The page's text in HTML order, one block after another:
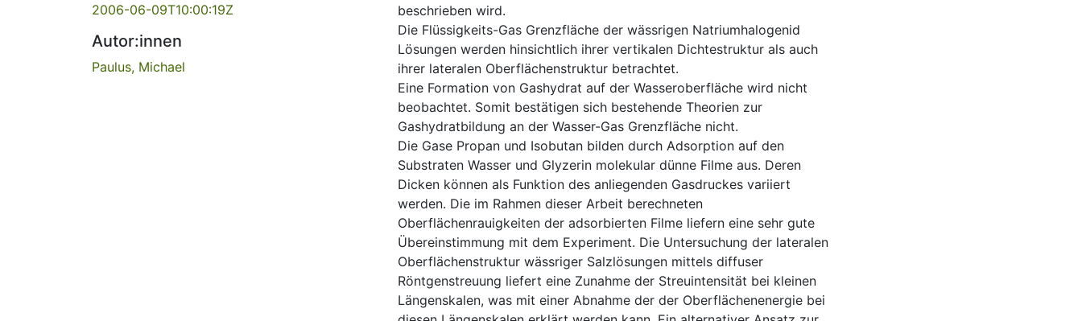
2006-06-09T10:00:19Z
Autor:innen
Paulus, Michael
beschrieben wird.
Die Flüssigkeits-Gas Grenzfläche der wässrigen Natriumhalogenid
Lösungen werden hinsichtlich ihrer vertikalen Dichtestruktur als auch
ihrer lateralen Oberflächenstruktur betrachtet.
Eine Formation von Gashydrat auf der Wasseroberfläche wird nicht
beobachtet. Somit bestätigen sich bestehende Theorien zur
Gashydratbildung an der Wasser-Gas Grenzfläche nicht.
Die Gase Propan und Isobutan bilden durch Adsorption auf den
Substraten Wasser und Glyzerin molekular dünne Filme aus. Deren
Dicken können als Funktion des anliegenden Gasdruckes variiert
werden. Die im Rahmen dieser Arbeit berechneten
Oberflächenrauigkeiten der adsorbierten Filme liefern eine sehr gute
Übereinstimmung mit dem Experiment. Die Untersuchung der lateralen
Oberflächenstruktur wässriger Salzlösungen mittels diffuser
Röntgenstreuung liefert eine Zunahme der Streuintensität bei kleinen
Längenskalen, was mit einer Abnahme der der Oberflächenenergie bei